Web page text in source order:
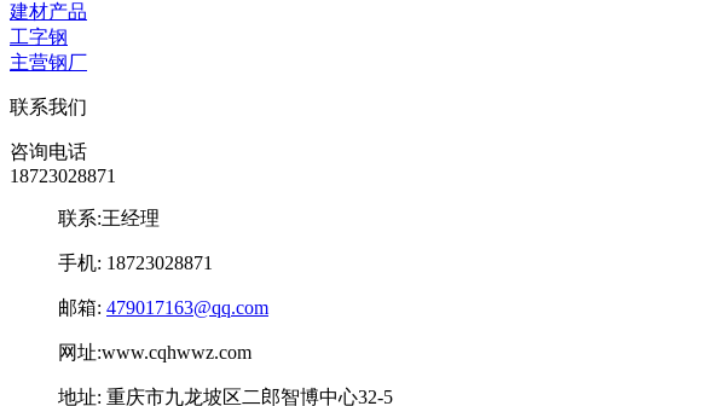
建材产品
工字钢
主营钢厂
联系我们
咨询电话
18723028871
联系:王经理
手机: 18723028871
邮箱: 479017163@qq.com
网址:www.cqhwwz.com
地址: 重庆市九龙坡区二郎智博中心32-5